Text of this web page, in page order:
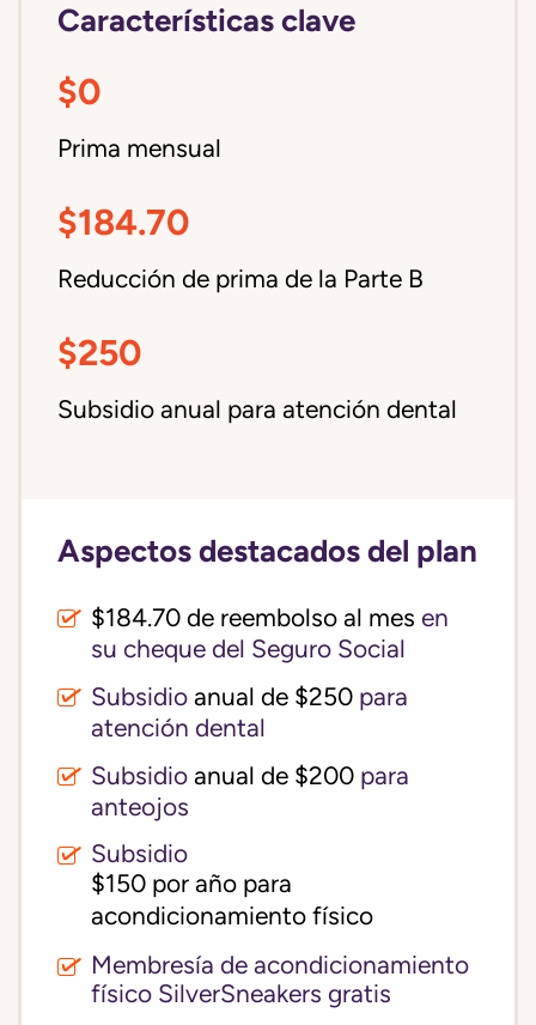
Características clave
$0
Prima mensual
$184.70
Reducción de prima de la Parte B
$250
Subsidio anual para atención dental
Aspectos destacados del plan
$184.70 de reembolso al mes en
su cheque del Seguro Social
Subsidio anual de $250 para
atención dental
Subsidio anual de $200 para
anteojos
Subsidio
$150 por año para
acondicionamiento físico
Membresía de acondicionamiento
físico SilverSneakers gratis